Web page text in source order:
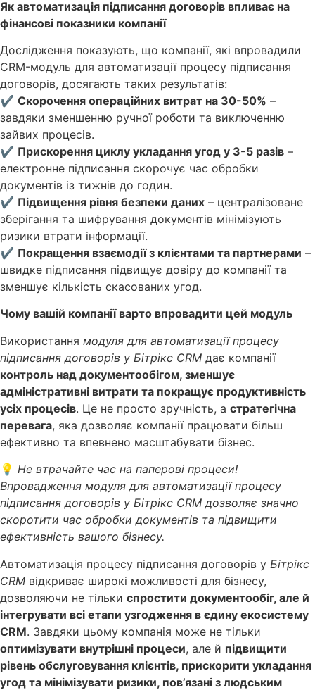
Як автоматизація підписання договорів впливає на
фінансові показники компанії
Дослідження показують, що компанії, які впровадили
CRM-модуль для автоматизації процесу підписання
договорів, досягають таких результатів:
✔ Скорочення операційних витрат на 30-50% –
завдяки зменшенню ручної роботи та виключенню
зайвих процесів.
✔ Прискорення циклу укладання угод у 3-5 разів –
електронне підписання скорочує час обробки
документів із тижнів до годин.
✔ Підвищення рівня безпеки даних – централізоване
зберігання та шифрування документів мінімізують
ризики втрати інформації.
✔ Покращення взаємодії з клієнтами та партнерами –
швидке підписання підвищує довіру до компанії та
зменшує кількість скасованих угод.
Чому вашій компанії варто впровадити цей модуль
Використання модуля для автоматизації процесу
підписання договорів у Бітрікс CRM дає компанії
контроль над документообігом, зменшує
адміністративні витрати та покращує продуктивність
усіх процесів. Це не просто зручність, а стратегічна
перевага, яка дозволяє компанії працювати більш
ефективно та впевнено масштабувати бізнес.
💡 Не втрачайте час на паперові процеси!
Впровадження модуля для автоматизації процесу
підписання договорів у Бітрікс CRM дозволяє значно
скоротити час обробки документів та підвищити
ефективність вашого бізнесу.
Автоматизація процесу підписання договорів у Бітрікс
CRM відкриває широкі можливості для бізнесу,
дозволяючи не тільки спростити документообіг, але й
інтегрувати всі етапи узгодження в єдину екосистему
CRM. Завдяки цьому компанія може не тільки
оптимізувати внутрішні процеси, але й підвищити
рівень обслуговування клієнтів, прискорити укладання
угод та мінімізувати ризики, пов’язані з людським